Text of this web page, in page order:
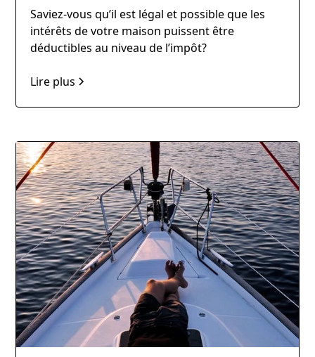
Saviez-vous qu’il est légal et possible que les
intérêts de votre maison puissent être
déductibles au niveau de l’impôt?
Lire plus